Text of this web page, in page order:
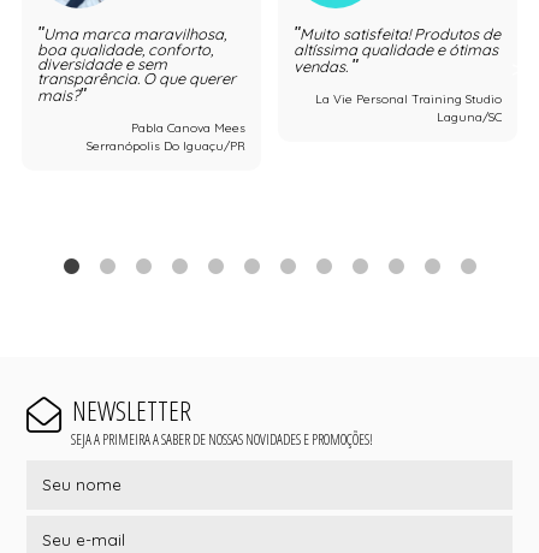
Uma marca maravilhosa,
boa qualidade, conforto,
diversidade e sem
transparência. O que querer
mais?
Pabla Canova Mees
Serranópolis Do Iguaçu/PR
Muito satisfeita! Produtos de
altíssima qualidade e ótimas
vendas.
La Vie Personal Training Studio
Laguna/SC
NEWSLETTER
SEJA A PRIMEIRA A SABER DE NOSSAS NOVIDADES E PROMOÇÕES!